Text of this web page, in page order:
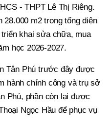
- THPT Lê Thị Riêng.
28.000 m2 trong tổng diện
khai sửa chữa, mua
học 2026-2027.
Tân Phú trước đây được
hành chính công và trụ sở
Phú, phần còn lại được
Ngọc Hầu để phục vụ